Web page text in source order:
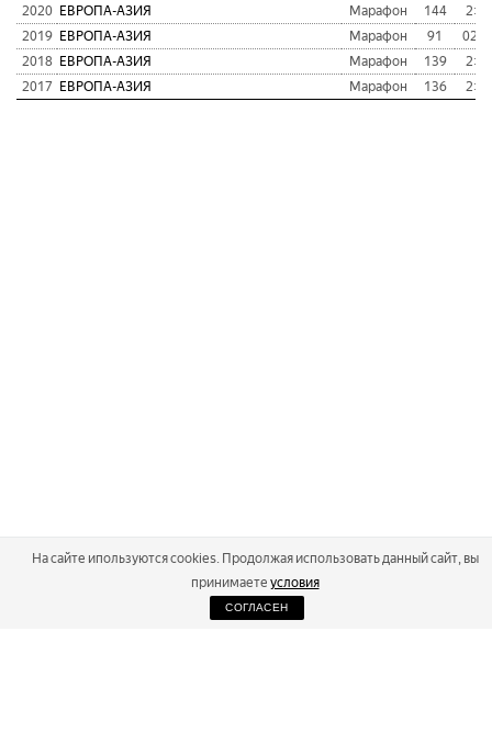
2020 ЕВРОПА-АЗИЯ Марафон 144
2019 ЕВРОПА-АЗИЯ Марафон 91
2018 ЕВРОПА-АЗИЯ Марафон 139
2017 ЕВРОПА-АЗИЯ Марафон 136
На сайте ипользуются cookies. Продолжая использовать данный сайт, вы
принимаете условия
СОГЛАСЕН